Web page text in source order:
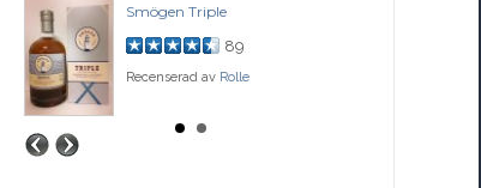
Smögen Triple
89
Recenserad av Rolle